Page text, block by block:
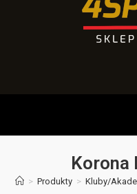
Korona
> Produkty > Kluby/